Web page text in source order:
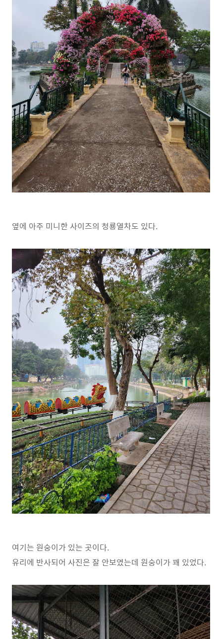
옆에 아주 미니한 사이즈의 청룡열차도 있다.
여기는 원숭이가 있는 곳이다.
유리에 반사되어 사진은 잘 안보였는데 원숭이가 꽤 있었다.